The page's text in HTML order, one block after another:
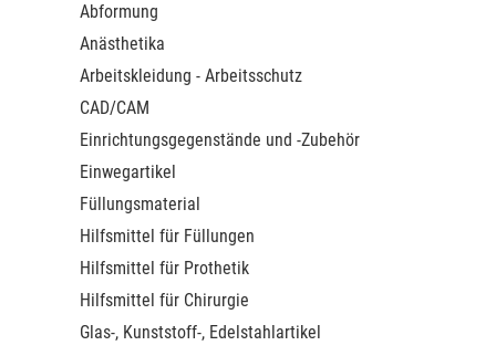
Abformung
Anästhetika
Arbeitskleidung - Arbeitsschutz
CAD/CAM
Einrichtungsgegenstände und -Zubehör
Einwegartikel
Füllungsmaterial
Hilfsmittel für Füllungen
Hilfsmittel für Prothetik
Hilfsmittel für Chirurgie
Glas-, Kunststoff-, Edelstahlartikel